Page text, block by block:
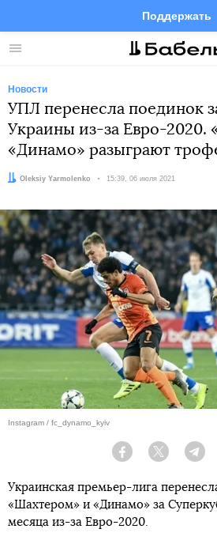
Меню
Поддержать
FacebookTelegram
Новости
УПЛ перенесла поединок
Украины из-за Евро-2020.
«Динамо» разыграют
Автор:
Oleksiy Yarmolenko Дата:
15:39, 06 июля 2021
Instagram / fc_dynamo_kyiv
Facebook Twitter
Украинская премьер-лига
«Шахтером» и «Динамо» за
месяца из-за Евро-2020.